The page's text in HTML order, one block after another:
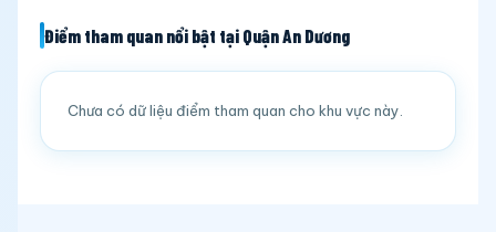
Điểm tham quan nổi bật tại Quận An Dương
Chưa có dữ liệu điểm tham quan cho khu vực này.